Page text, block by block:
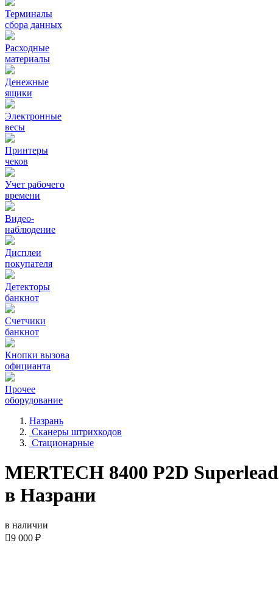
Терминалы
сбора данных
Расходные
материалы
Денежные
ящики
Электронные
весы
Принтеры
чеков
Учет рабочего
времени
Видео‑
наблюдение
Дисплеи
покупателя
Детекторы
банкнот
Счетчики
банкнот
Кнопки вызова
официанта
Прочее
оборудование
Назрань
Сканеры штрихкодов
Стационарные
MERTECH 8400 P2D Superlead
в Назрани
в наличии
9 000 ₽